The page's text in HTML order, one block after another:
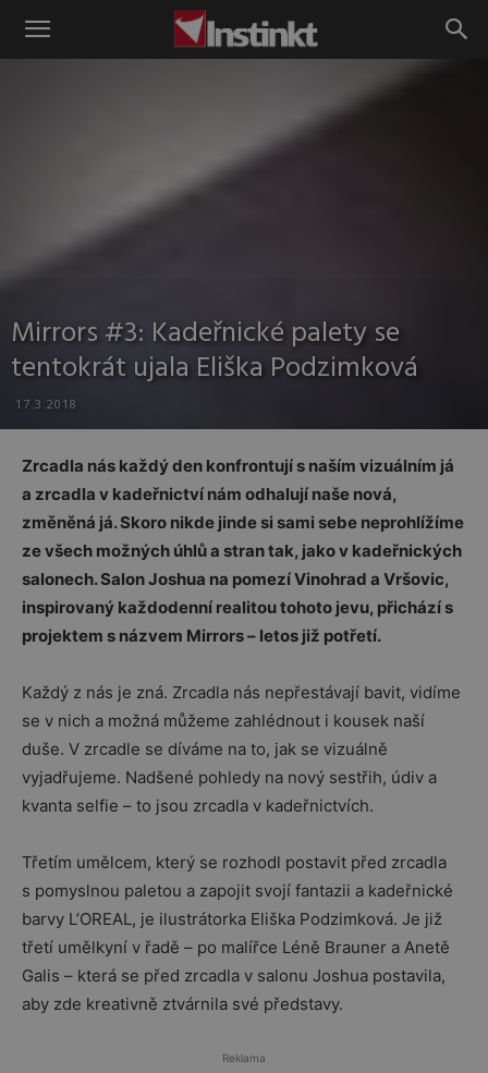
Instinkt
Mirrors #3: Kadeřnické palety se
tentokrát ujala Eliška Podzimková
17.3.2018
Zrcadla nás každý den konfrontují s naším vizuálním já
a zrcadla v kadeřnictví nám odhalují naše nová,
změněná já. Skoro nikde jinde si sami sebe neprohlížíme
ze všech možných úhlů a stran tak, jako v kadeřnických
salonech. Salon Joshua na pomezí Vinohrad a Vršovic,
inspirovaný každodenní realitou tohoto jevu, přichází s
projektem s názvem Mirrors – letos již potřetí.
Každý z nás je zná. Zrcadla nás nepřestávají bavit, vidíme
se v nich a možná můžeme zahlédnout i kousek naší
duše. V zrcadle se díváme na to, jak se vizuálně
vyjadřujeme. Nadšené pohledy na nový sestřih, údiv a
kvanta selfie – to jsou zrcadla v kadeřnictvích.
Třetím umělcem, který se rozhodl postavit před zrcadla
s pomyslnou paletou a zapojit svojí fantazii a kadeřnické
barvy L’OREAL, je ilustrátorka Eliška Podzimková. Je již
třetí umělkyní v řadě – po malířce Léně Brauner a Anetě
Galis – která se před zrcadla v salonu Joshua postavila,
aby zde kreativně ztvárnila své představy.
Reklama